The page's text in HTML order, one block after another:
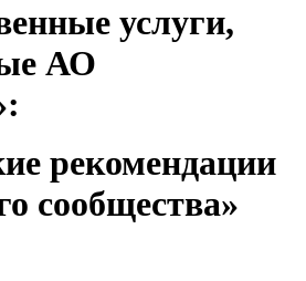
услуги,
АО
рекомендации
сообщества»